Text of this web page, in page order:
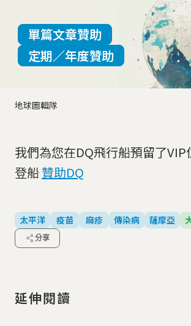
地球圖輯隊
單篇文章贊助
定期／年度贊助
我們為您在DQ飛行船預留了
登船贊助DQ
太平洋 疫苗 麻疹 傳染病 薩摩亞
分享
延伸閱讀